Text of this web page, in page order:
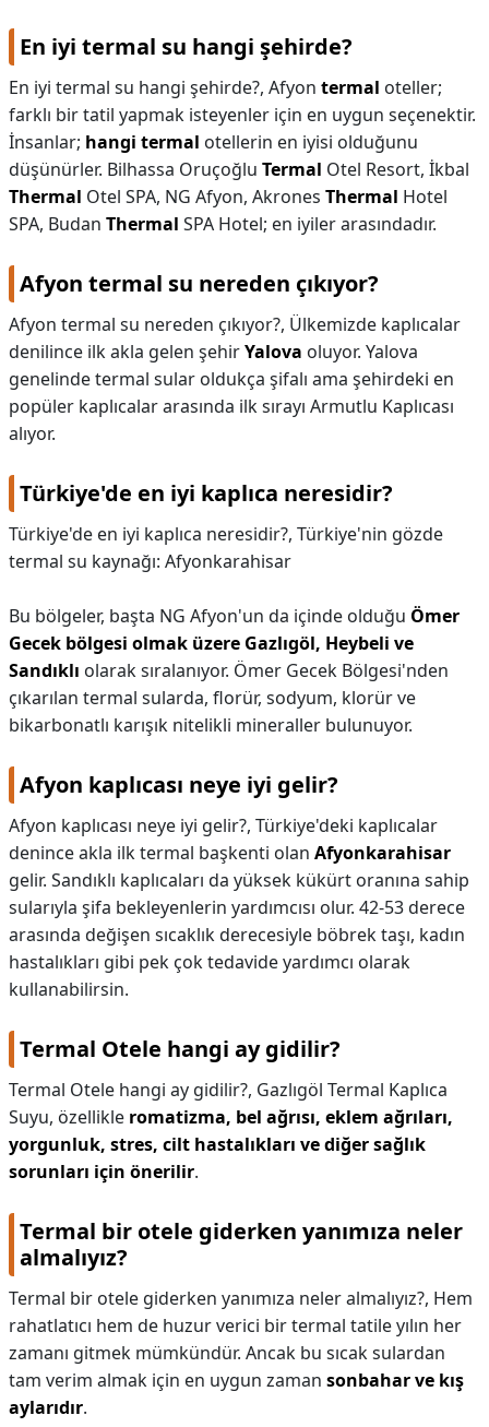
En iyi termal su hangi şehirde?
En iyi termal su hangi şehirde?, Afyon termal oteller;
farklı bir tatil yapmak isteyenler için en uygun seçenektir.
İnsanlar; hangi termal otellerin en iyisi olduğunu
düşünürler. Bilhassa Oruçoğlu Termal Otel Resort, İkbal
Thermal Otel SPA, NG Afyon, Akrones Thermal Hotel
SPA, Budan Thermal SPA Hotel; en iyiler arasındadır.
Afyon termal su nereden çıkıyor?
Afyon termal su nereden çıkıyor?, Ülkemizde kaplıcalar
denilince ilk akla gelen şehirYalova oluyor. Yalova
genelinde termal sular oldukça şifalı ama şehirdeki en
popüler kaplıcalar arasında ilk sırayı Armutlu Kaplıcası
alıyor.
Türkiye'de en iyi kaplıca neresidir?
Türkiye'de en iyi kaplıca neresidir?, Türkiye'nin gözde
termal su kaynağı: Afyonkarahisar
Bu bölgeler, başta NG Afyon'un da içinde olduğu Ömer
Gecek bölgesi olmak üzere Gazlıgöl, Heybeli ve
Sandıklı olarak sıralanıyor. Ömer Gecek Bölgesi'nden
çıkarılan termal sularda, florür, sodyum, klorür ve
bikarbonatlı karışık nitelikli mineraller bulunuyor.
Afyon kaplıcası neye iyi gelir?
Afyon kaplıcası neye iyi gelir?, Türkiye'deki kaplıcalar
denince akla ilk termal başkenti olan Afyonkarahisar
gelir. Sandıklı kaplıcaları da yüksek kükürt oranına sahip
sularıyla şifa bekleyenlerin yardımcısı olur. 42-53 derece
arasında değişen sıcaklık derecesiyle böbrek taşı, kadın
hastalıkları gibi pek çok tedavide yardımcı olarak
kullanabilirsin.
Termal Otele hangi ay gidilir?
Termal Otele hangi ay gidilir?, Gazlıgöl Termal Kaplıca
Suyu, özellikle romatizma, bel ağrısı, eklem ağrıları,
yorgunluk, stres, cilt hastalıkları ve diğer sağlık
sorunları için önerilir.
Termal bir otele giderken yanımıza neler
almalıyız?
Termal bir otele giderken yanımıza neler almalıyız?, Hem
rahatlatıcı hem de huzur verici bir termal tatile yılın her
zamanı gitmek mümkündür. Ancak bu sıcak sulardan
tam verim almak için en uygun zaman sonbahar ve kış
aylarıdır.